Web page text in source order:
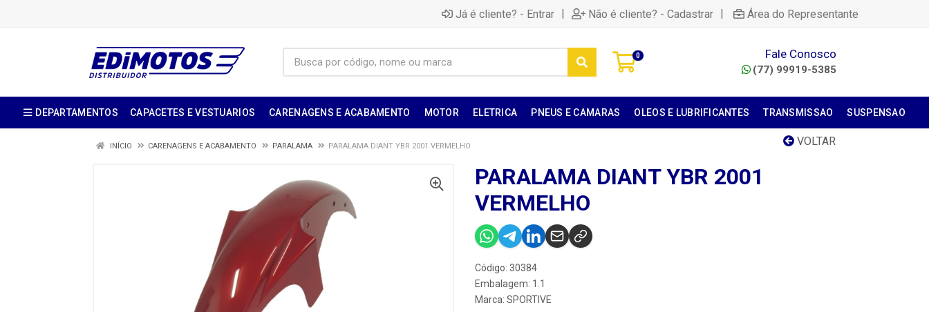
Já é cliente? - Entrar | Não é cliente? - Cadastrar | Área do Representante
0 Fale Conosco
(77) 99919-5385
DEPARTAMENTOS CAPACETES E VESTUARIOS CARENAGENS E ACABAMENTO MOTOR ELETRICA PNEUS E CAMARAS OLEOS E LUBRIFICANTES TRANSMISSAO SUSPENSAO
VOLTAR
INÍCIO CARENAGENS E ACABAMENTO PARALAMA PARALAMA DIANT YBR 2001 VERMELHO
PARALAMA DIANT YBR 2001
VERMELHO
Código: 30384
Embalagem: 1.1
Marca: SPORTIVE